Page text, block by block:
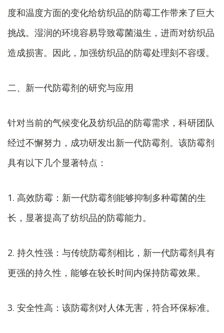
度和温度方面的变化给纺织品的防霉工作带来了巨大
挑战。湿润的环境容易导致霉菌滋生，进而对纺织品
造成损害。因此，加强纺织品的防霉处理刻不容缓。
二、新一代防霉剂的研究与应用
针对当前的气候变化及纺织品的防霉需求，科研团队
经过不懈努力，成功研发出新一代防霉剂。该防霉剂
具有以下几个显著特点：
1. 高效防霉：新一代防霉剂能够抑制多种霉菌的生
长，显著提高了纺织品的防霉能力。
2. 持久性强：与传统防霉剂相比，新一代防霉剂具有
更强的持久性，能够在较长时间内保持防霉效果。
3. 安全性高：该防霉剂对人体无害，符合环保标准。